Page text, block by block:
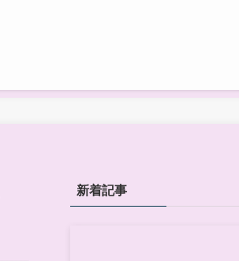
新着記事